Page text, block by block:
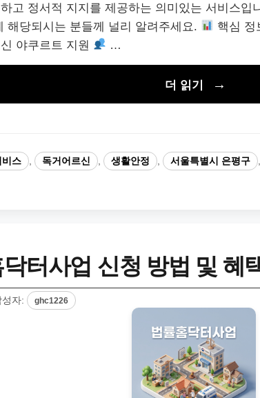
고 정서적 지지를 제공하는 의미있는 서비스입
해당되시는 분들께 널리 알려주세요.
핵심 정
야쿠르트 지원
…
더 읽기
비스 독거어르신 생활안정 서울특별시 은평구
터사업 신청 방법 및 혜
성자: ghc1226